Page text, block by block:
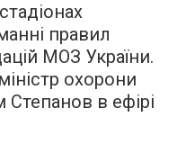
правил
МОЗ України.
охорони
Степанов в ефірі